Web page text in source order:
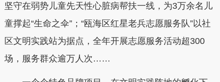
坚守在弱势儿童先天性心脏病帮扶一线，为3万余名儿
童撑起“生命之伞”；“瓯海区红星老兵志愿服务队”以社
区文明实践站为据点，全年开展志愿服务活动超300
场，服务群众逾万人次……